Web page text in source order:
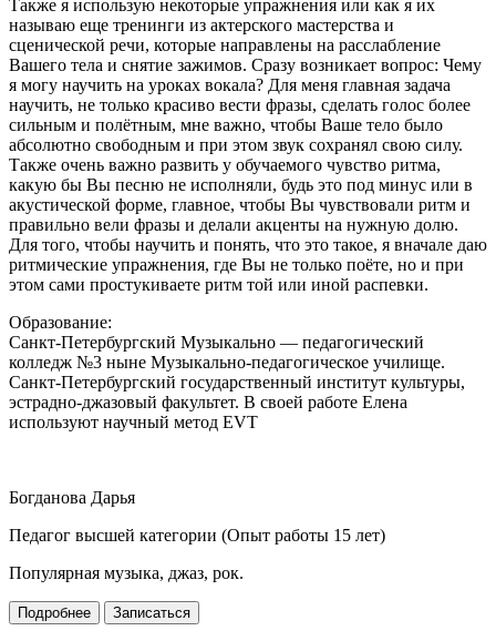
Также я использую некоторые упражнения или как я их
называю еще тренинги из актерского мастерства и
сценической речи, которые направлены на расслабление
Вашего тела и снятие зажимов. Сразу возникает вопрос: Чему
я могу научить на уроках вокала? Для меня главная задача
научить, не только красиво вести фразы, сделать голос более
сильным и полётным, мне важно, чтобы Ваше тело было
абсолютно свободным и при этом звук сохранял свою силу.
Также очень важно развить у обучаемого чувство ритма,
какую бы Вы песню не исполняли, будь это под минус или в
акустической форме, главное, чтобы Вы чувствовали ритм и
правильно вели фразы и делали акценты на нужную долю.
Для того, чтобы научить и понять, что это такое, я вначале даю
ритмические упражнения, где Вы не только поёте, но и при
этом сами простукиваете ритм той или иной распевки.
Образование:
Санкт-Петербургский Музыкально — педагогический
колледж №3 ныне Музыкально-педагогическое училище.
Санкт-Петербургский государственный институт культуры,
эстрадно-джазовый факультет. В своей работе Елена
используют научный метод EVT
Богданова Дарья
Педагог высшей категории (Опыт работы 15 лет)
Популярная музыка, джаз, рок.
Подробнее Записаться